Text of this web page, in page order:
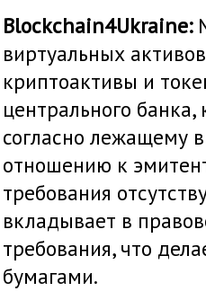
Blockchain4Ukraine:
виртуальных
криптоактивы и
центрального
согласно лежащему
отношению к
требования
вкладывает в
требования, что
бумагами.